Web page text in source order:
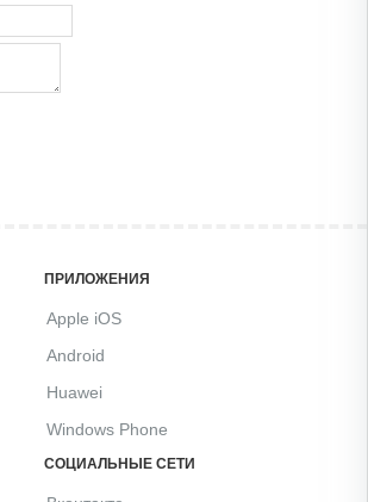
ПРИЛОЖЕНИЯ
Apple iOS
Android
Huawei
Windows Phone
СОЦИАЛЬНЫЕ СЕТИ